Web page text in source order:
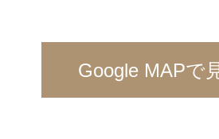
Google MAPで